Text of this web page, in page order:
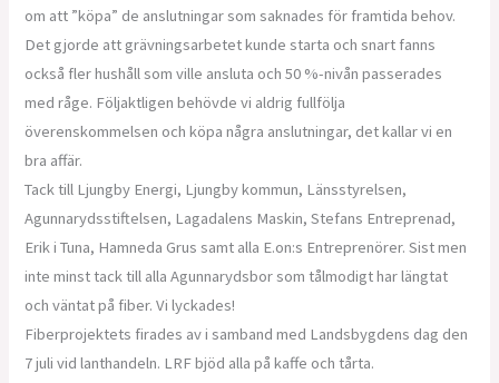
om att ”köpa” de anslutningar som saknades för framtida behov.
Det gjorde att grävningsarbetet kunde starta och snart fanns
också fler hushåll som ville ansluta och 50 %-nivån passerades
med råge. Följaktligen behövde vi aldrig fullfölja
överenskommelsen och köpa några anslutningar, det kallar vi en
bra affär.
Tack till Ljungby Energi, Ljungby kommun, Länsstyrelsen,
Agunnarydsstiftelsen, Lagadalens Maskin, Stefans Entreprenad,
Erik i Tuna, Hamneda Grus samt alla E.on:s Entreprenörer. Sist men
inte minst tack till alla Agunnarydsbor som tålmodigt har längtat
och väntat på fiber. Vi lyckades!
Fiberprojektets firades av i samband med Landsbygdens dag den
7 juli vid lanthandeln. LRF bjöd alla på kaffe och tårta.